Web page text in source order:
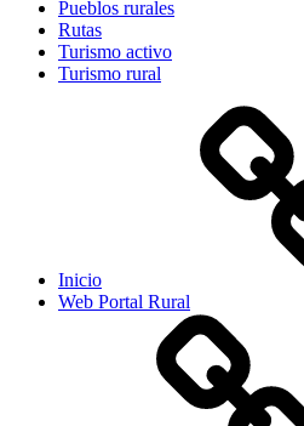
Pueblos rurales
Rutas
Turismo activo
Turismo rural
Inicio
Web Portal Rural